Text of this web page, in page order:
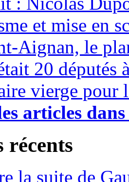
et mise en
Aignan, le
20 députés
vierge pour
articles
récents
la suite de